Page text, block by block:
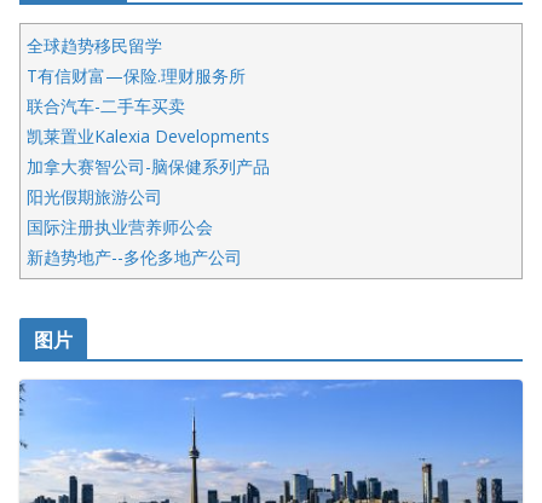
全球趋势移民留学
T有信财富—保险.理财服务所
联合汽车-二手车买卖
凯莱置业Kalexia Developments
加拿大赛智公司-脑保健系列产品
阳光假期旅游公司
国际注册执业营养师公会
新趋势地产--多伦多地产公司
开明车行KS CAR SALES & SERVICE
健健宝公司
皇后金融集团
正点印艺设计
图片